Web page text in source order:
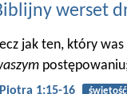
werset
jak ten, który
1:15-16 świętość